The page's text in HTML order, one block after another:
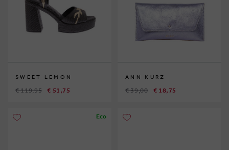
SWEET LEMON
€ 119,95 € 51,75
ANN KURZ
€ 39,00 € 18,75
Eco